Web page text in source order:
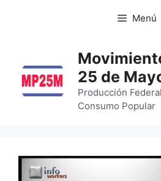
Menú
25 de
Producción
Consumo Popular